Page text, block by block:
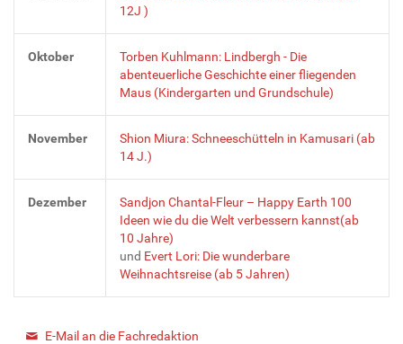
12J )
Oktober
Torben Kuhlmann: Lindbergh - Die
abenteuerliche Geschichte einer fliegenden
Maus (Kindergarten und Grundschule)
November
Shion Miura: Schneeschütteln in Kamusari (ab
14 J.)
Dezember
Sandjon Chantal-Fleur – Happy Earth 100
Ideen wie du die Welt verbessern kannst(ab
10 Jahre)
und Evert Lori: Die wunderbare
Weihnachtsreise (ab 5 Jahren)
E-Mail an die Fachredaktion